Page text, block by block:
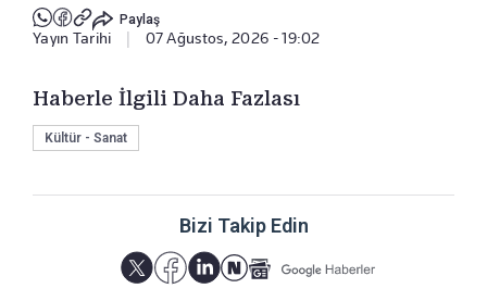
Paylaş
Yayın Tarihi 07 Ağustos, 2026 - 19:02
Haberle İlgili Daha Fazlası
Kültür - Sanat
Bizi Takip Edin